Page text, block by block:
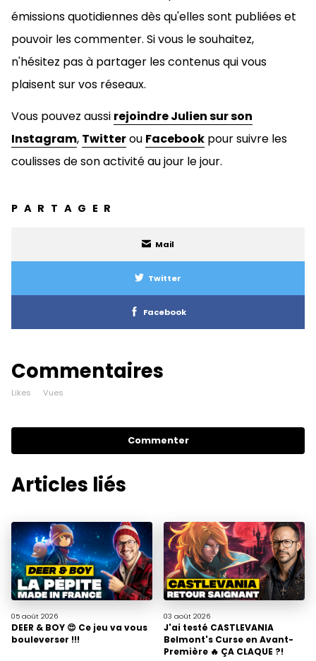
émissions quotidiennes dès qu'elles sont publiées et
pouvoir les commenter. Si vous le souhaitez,
n'hésitez pas à partager les contenus qui vous
plaisent sur vos réseaux.
Vous pouvez aussi rejoindre Julien sur son
Instagram, Twitterou Facebook pour suivre les
coulisses de son activité au jour le jour.
PARTAGER
Mail
Twitter
Facebook
Commentaires
Likes Vues
Commenter
Articles liés
05 août 2026
DEER & BOY 😍 Ce jeu va vous
bouleverser !!!
03 août 2026
J'ai testé CASTLEVANIA
Belmont's Curse en Avant-
Première 🔥 ÇA CLAQUE ?!